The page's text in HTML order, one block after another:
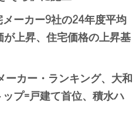
メーカー9社の24年度平均
上昇、住宅価格の上昇基
ーカー・ランキング、大和
プ=戸建て首位、積水ハ